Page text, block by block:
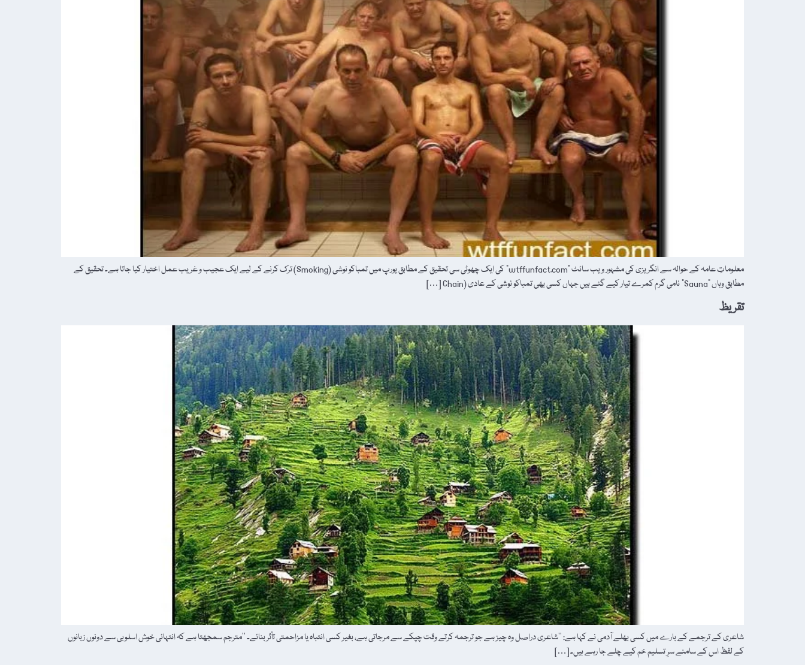
معلوماتِ عامہ کے حوالہ سے انگریزی کی مشہور ویب سائٹ "wtffunfact.com” کی ایک چھوٹی سی تحقیق کے مطابق یورپ میں تمباکو نوشی (Smoking) ترک کرنے کے لیے ایک عجیب و غریب عمل اختیار کیا جاتا ہے۔ تحقیق کے
مطابق وہاں "Sauna” نامی گرم کمرے تیار کیے گئے ہیں جہاں کسی بھی تمباکو نوشی کے عادی (Chain […]
تقریظ
شاعری کے ترجمے کے بارے میں کسی بھلے آدمی نے کہا ہے: ’’شاعری دراصل وہ چیز ہے جو ترجمہ کرتے وقت چپکے سے مرجاتی ہے، بغیر کسی انتباہ یا مزاحمتی تأثر بنائے۔ ‘‘مترجم سمجھتا ہے کہ انتہائی خوش اسلوبی سے دونوں زبانوں
کے لفظ اس کے سامنے سرِ تسلیم خم کیے چلے جا رہے ہیں۔ […]